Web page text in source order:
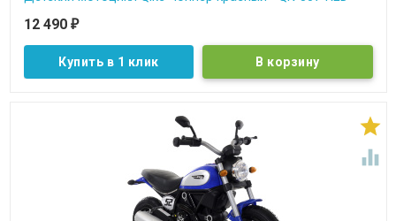
12 490 ₽
Купить в 1 клик

